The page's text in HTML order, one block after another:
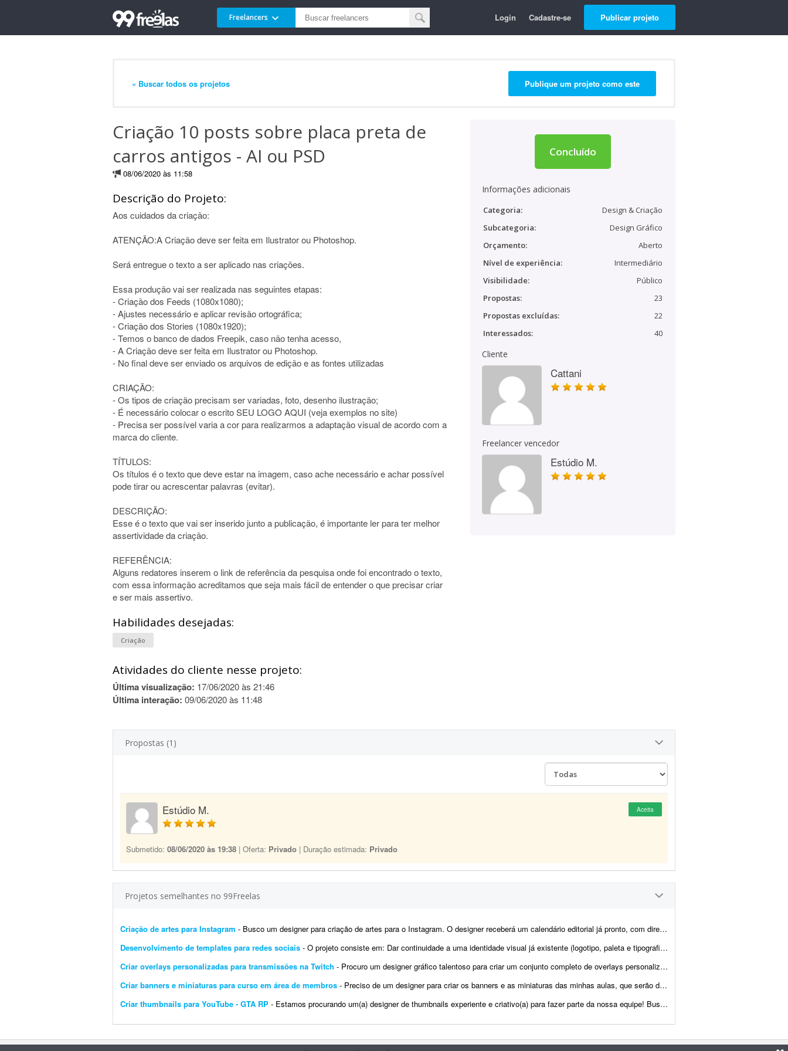
Freelancers Login Cadastre-se Publicar projeto
« Buscar todos os projetos Publique um projeto como este
Criação 10 posts sobre placa preta de
carros antigos - AI ou PSD
08/06/2020 às 11:58
Descrição do Projeto:
Aos cuidados da criação:
ATENÇÃO:A Criação deve ser feita em Ilustrator ou Photoshop.
Será entregue o texto a ser aplicado nas criações.
Essa produção vai ser realizada nas seguintes etapas:
- Criação dos Feeds (1080x1080);
- Ajustes necessário e aplicar revisão ortográfica;
- Criação dos Stories (1080x1920);
- Temos o banco de dados Freepik, caso não tenha acesso,
- A Criação deve ser feita em Ilustrator ou Photoshop.
- No final deve ser enviado os arquivos de edição e as fontes utilizadas
CRIAÇÃO:
- Os tipos de criação precisam ser variadas, foto, desenho ilustração;
- É necessário colocar o escrito SEU LOGO AQUI (veja exemplos no site)
- Precisa ser possível varia a cor para realizarmos a adaptação visual de acordo com a
marca do cliente.
TÍTULOS:
Os títulos é o texto que deve estar na imagem, caso ache necessário e achar possível
pode tirar ou acrescentar palavras (evitar).
DESCRIÇÃO:
Esse é o texto que vai ser inserido junto a publicação, é importante ler para ter melhor
assertividade da criação.
REFERÊNCIA:
Alguns redatores inserem o link de referência da pesquisa onde foi encontrado o texto,
com essa informação acreditamos que seja mais fácil de entender o que precisar criar
e ser mais assertivo.
Habilidades desejadas:
Criação
Atividades do cliente nesse projeto:
Última visualização: 17/06/2020 às 21:46
Última interação: 09/06/2020 às 11:48
Concluído
Informações adicionais
Categoria:
Design & Criação
Subcategoria:
Design Gráfico
Orçamento:
Aberto
Nível de experiência:
Intermediário
Visibilidade:
Público
Propostas:
23
Propostas excluídas:
22
Interessados:
40
Cliente
Cattani
Freelancer vencedor
Estúdio M.
Propostas (1)
Estúdio M. Aceita
Submetido: 08/06/2020 às 19:38 | Oferta: Privado | Duração estimada: Privado
Projetos semelhantes no 99Freelas
Criação de artes para Instagram - Busco um designer para criação de artes para o Instagram. O designer receberá um calendário editorial já pronto, com direcionamento de headlines, subheadlines e ...
Desenvolvimento de templates para redes sociais - O projeto consiste em: Dar continuidade a uma identidade visual já existente (logotipo, paleta e tipografia já estão prontos). Já possuem brand kit pronto e a demo da p...
Criar overlays personalizadas para transmissões na Twitch - Procuro um designer gráfico talentoso para criar um conjunto completo de overlays personalizadas para minhas transmissões na Twitch. O objetivo é aprimorar a experiência ...
Criar banners e miniaturas para curso em área de membros - Preciso de um designer para criar os banners e as miniaturas das minhas aulas, que serão disponibilizadas em uma área de membros. Preciso de alguém que produza essas artes segu...
Criar thumbnails para YouTube - GTA RP - Estamos procurando um(a) designer de thumbnails experiente e criativo(a) para fazer parte da nossa equipe! Buscamos alguém que já tenha experiência com conteúdo de games...